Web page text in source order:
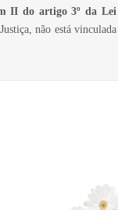
II do artigo 3º da Lei
não está